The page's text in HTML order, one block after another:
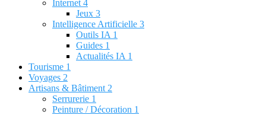
Internet 4
Jeux 3
Intelligence Artificielle 3
Outils IA 1
Guides 1
Actualités IA 1
Tourisme 1
Voyages 2
Artisans & Bâtiment 2
Serrurerie 1
Peinture / Décoration 1